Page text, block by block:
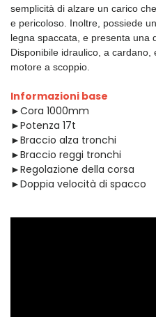
semplicità di alzare un carico
e pericoloso. Inoltre, possiede
legna spaccata, e presenta una
Disponibile idraulico, a
motore a scoppio.
Informazioni base
►Cora 1000mm
►Potenza 17t
►Braccio alza tronchi
►Braccio reggi tronchi
►Regolazione della corsa
►Doppia velocità di spacco